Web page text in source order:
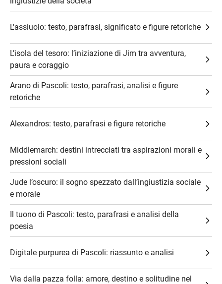
L'assiuolo: testo, parafrasi, significato e figure retoriche
L’isola del tesoro: l’iniziazione di Jim tra avventura,
paura e coraggio
Arano di Pascoli: testo, parafrasi, analisi e figure
retoriche
Alexandros: testo, parafrasi e figure retoriche
Middlemarch: destini intrecciati tra aspirazioni morali e
pressioni sociali
Jude l’oscuro: il sogno spezzato dall’ingiustizia sociale
e morale
Il tuono di Pascoli: testo, parafrasi e analisi della
poesia
Digitale purpurea di Pascoli: riassunto e analisi
Via dalla pazza folla: amore, destino e solitudine nel